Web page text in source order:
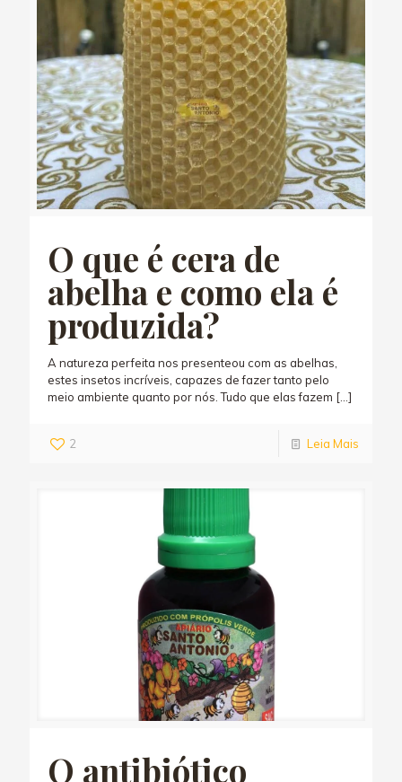
O que é cera de
abelha e como ela é
produzida?
A natureza perfeita nos presenteou com as abelhas,
estes insetos incríveis, capazes de fazer tanto pelo
meio ambiente quanto por nós. Tudo que elas fazem […]
2 Leia Mais
O antibiótico